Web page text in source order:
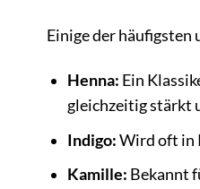
Einige der
Henna: Ein
gleichzeitig stärkt
Indigo:Wird oft in
Kamille: Bekannt